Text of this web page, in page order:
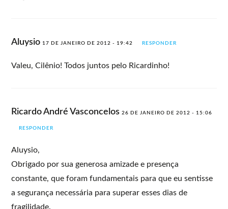
Aluysio 17 DE JANEIRO DE 2012 - 19:42 RESPONDER
Valeu, Cilênio! Todos juntos pelo Ricardinho!
Ricardo André Vasconcelos26 DE JANEIRO DE 2012 - 15:06
RESPONDER
Aluysio,
Obrigado por sua generosa amizade e presença
constante, que foram fundamentais para que eu sentisse
a segurança necessária para superar esses dias de
fragilidade.